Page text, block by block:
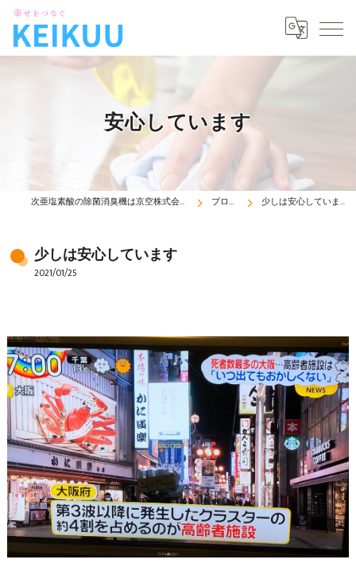
安心しています
次亜塩素酸の除菌消臭機は京空株式会社 ブログ 少しは安心しています
少しは安心しています
2021/01/25